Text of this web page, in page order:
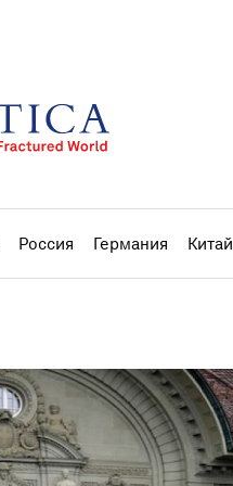
Россия Германия Китай